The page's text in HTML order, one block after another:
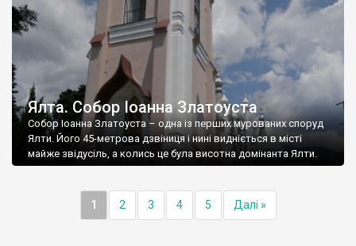
Ялта. Собор Іоанна Златоуста
Собор Іоанна Златоуста – одна із перших мурованих споруд
Ялти. Його 45-метрова дзвіниця і нині видніється в місті
майже звідусіль, а колись це була висотна домінанта Ялти.
1 2 3 4 5 Далі »